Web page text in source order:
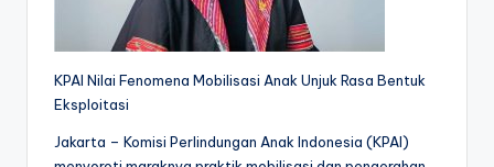
KPAI Nilai Fenomena Mobilisasi Anak Unjuk Rasa Bentuk
Eksploitasi
Jakarta – Komisi Perlindungan Anak Indonesia (KPAI)